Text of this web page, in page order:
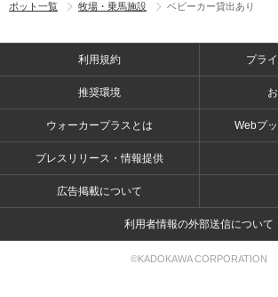
ポット一覧
牧場・乗馬施設 ベビーカー貸出あり
利用規約 プラ
推奨環境
ウォーカープラスとは Webプ
プレスリリース・情報提供
広告掲載について
利用者情報の外部送信について
©KADOKAWA CORPORATION